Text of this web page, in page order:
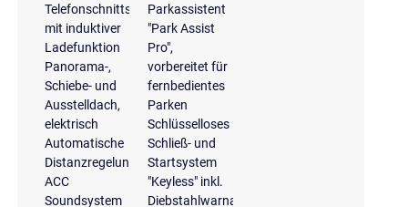
Telefonschnittstelle
mit induktiver
Ladefunktion
Panorama-,
Schiebe- und
Ausstelldach,
elektrisch
Automatische
Distanzregelung
ACC
Soundsystem
Parkassistent
"Park Assist
Pro",
vorbereitet für
fernbedientes
Parken
Schlüsselloses
Schließ- und
Startsystem
"Keyless" inkl.
Diebstahlwarnanlage